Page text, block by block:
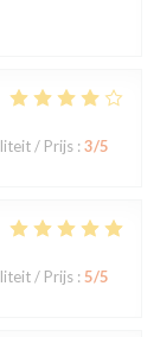
/ Prijs : 3/5
/ Prijs : 5/5